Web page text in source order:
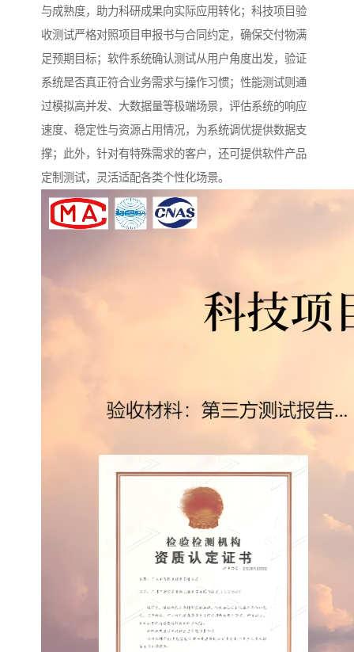
与成熟度，助力科研成果向实际应用转化；科技项目验
收测试严格对照项目申报书与合同约定，确保交付物满
足预期目标；软件系统确认测试从用户角度出发，验证
系统是否真正符合业务需求与操作习惯；性能测试则通
过模拟高并发、大数据量等极端场景，评估系统的响应
速度、稳定性与资源占用情况，为系统调优提供数据支
撑；此外，针对有特殊需求的客户，还可提供软件产品
定制测试，灵活适配各类个性化场景。